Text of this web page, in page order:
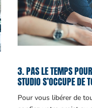
3. PAS LE TEMPS
STUDIO S’OCCUPE DE
Pour vous libérer de